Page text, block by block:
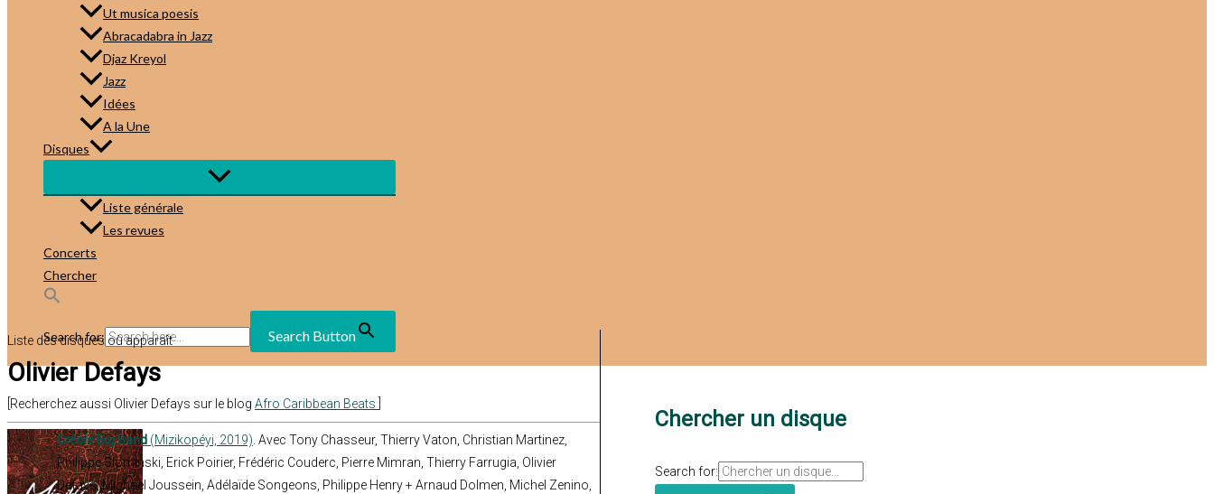
Ut musica poesis
Abracadabra in Jazz
Djaz Kreyol
Jazz
Idées
A la Une
Disques
Liste générale
Les revues
Concerts
Chercher
Search for: Search Button
Liste des disques où apparaît
Olivier Defays
[Recherchez aussi Olivier Defays sur le blog Afro Caribbean Beats
Créole Big Band (Mizikopéyi, 2019) . Avec Tony Chasseur, Thierry Vaton, Christian Martinez,
Philippe Slominski, Erick Poirier, Frédéric Couderc, Pierre Mimran, Thierry Farrugia, Olivier
Defays, Michael Joussein, Adélaïde Songeons, Philippe Henry + Arnaud Dolmen, Michel Zenino,
Chercher un disque
Search for: